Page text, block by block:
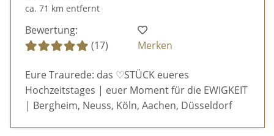
ca. 71 km entfernt
Bewertung:
(17)
Merken
Eure Traurede: das ♡STÜCK eueres
Hochzeitstages | euer Moment für die EWIGKEIT
| Bergheim, Neuss, Köln, Aachen, Düsseldorf